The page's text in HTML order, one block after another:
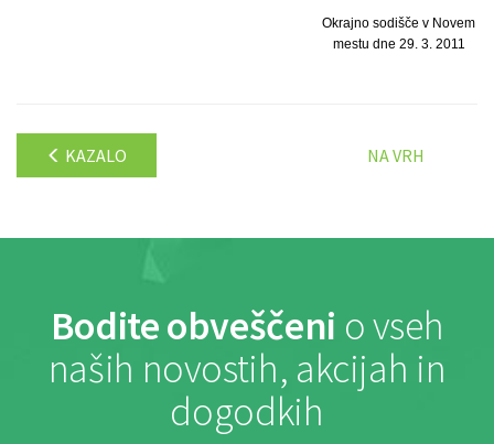
Okrajno sodišče v Novem
mestu dne 29. 3. 2011
KAZALO NA VRH
Bodite obveščeni o vseh
naših novostih, akcijah in
dogodkih